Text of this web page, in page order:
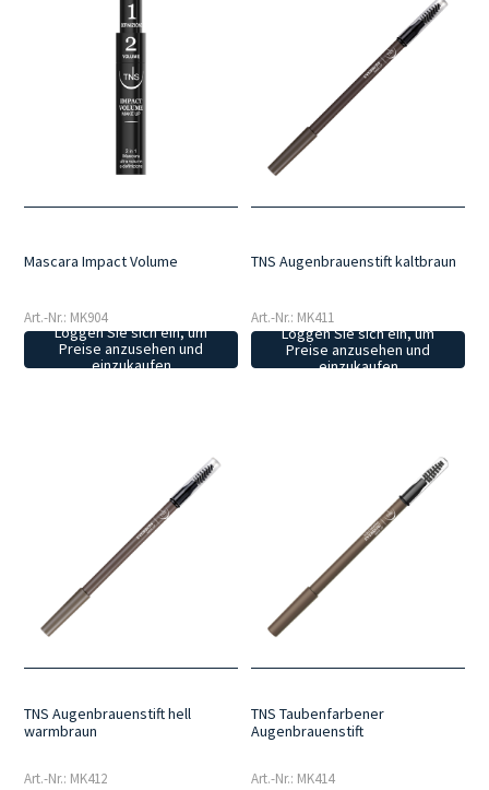
Mascara Impact Volume
Art.-Nr.: MK904
Loggen Sie sich ein, um
Preise anzusehen und
einzukaufen
TNS Augenbrauenstift kaltbraun
Art.-Nr.: MK411
Loggen Sie sich ein, um
Preise anzusehen und
einzukaufen
TNS Augenbrauenstift hell
warmbraun
Art.-Nr.: MK412
TNS Taubenfarbener
Augenbrauenstift
Art.-Nr.: MK414